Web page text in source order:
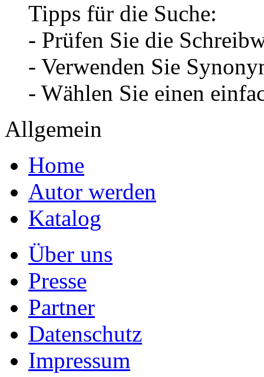
Tipps für die Suche:
- Prüfen Sie die
- Verwenden Sie
- Wählen Sie einen
Allgemein
Home
Autor werden
Katalog
Über uns
Presse
Partner
Datenschutz
Impressum